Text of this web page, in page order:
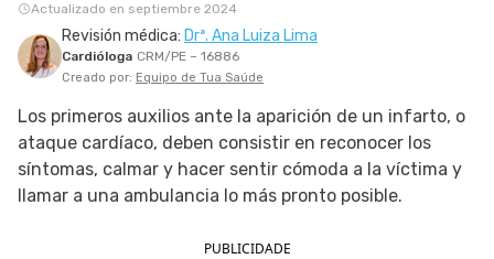
EMBARAZO
SIGUE TUA SAÚDE EN LAS REDES SOCIALES
Actualizado en septiembre 2024
Revisión médica: Drª. Ana Luiza Lima
Cardióloga CRM/PE – 16886
Creado por: Equipo de Tua Saúde
Los primeros auxilios ante la aparición de un infarto, o
ataque cardíaco, deben consistir en reconocer los
síntomas, calmar y hacer sentir cómoda a la víctima y
llamar a una ambulancia lo más pronto posible.
PUBLICIDADE